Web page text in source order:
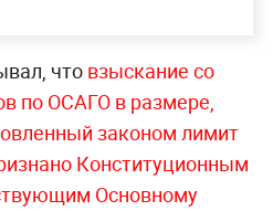
что взыскание со
по ОСАГО в размере,
законом лимит
Конституционным
Основному